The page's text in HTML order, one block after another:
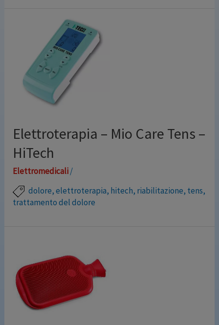
con cuscinetto in gel, da calzare in corrispondenza del
nodo dell’alluce in maniera tale da alleviarne il dolore.
Evita l’attrito e la pressione dell’alluce con la
calzatura, senza creare ingombro, grazie al suo
spessore molto sottile. Dona comfort e benessere al
piede.
Elettroterapia – Mio Care Tens –
HiTech
Elettromedicali/
dolore,elettroterapia, hitech, riabilitazione, tens,
trattamento del dolore
indipendenti, Batteria interna ricaricabile, Clip
aggancio cintura, display grafico. 2 cavi di connessione
elettrodi con 4 derivazioni (totale 8 elettrodi
collegabili) Borsa per il trasporto 20 PROGRAMMI TENS